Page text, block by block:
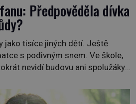
Předpověděla dívka
jako tisíce jiných dětí. Ještě
s podivným snem. Ve škole,
nevidí budovu ani spolužáky.
devítiletá Zahlédla vlastní